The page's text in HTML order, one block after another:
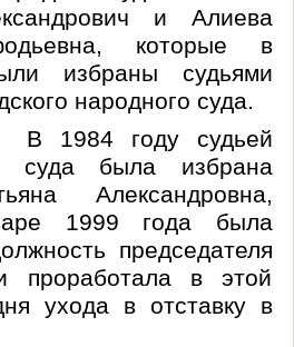
и Алиева
, которые в
избраны судьями
народного суда.
судьей
суда была избрана
Александровна,
1999 года была
председателя
проработала в этой
ухода в отставку в